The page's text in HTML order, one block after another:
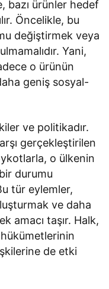
bazı ürünler hedef
Öncelikle, bu
değiştirmek veya
Yani,
o ürünün
geniş sosyal-
ve politikadır.
gerçekleştirilen
o ülkenin
durumu
tür eylemler,
ve daha
amacı taşır. Halk,
de etki